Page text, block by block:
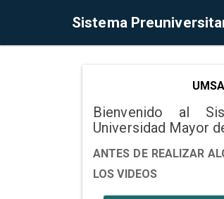
Sistema
Bienvenido al
Universidad Mayor
ANTES DE REALIZAR
LOS VIDEOS